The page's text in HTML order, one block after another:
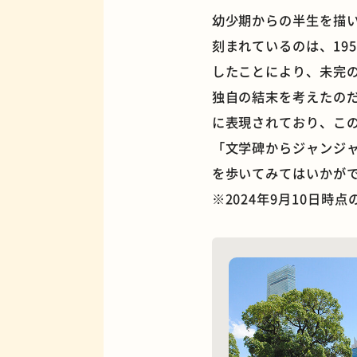
欧風カレー
幼少期からの半生を描
刻まれているのは、
したことにより、未完
独自の結末を考えたの
に表現されており、こ
「文学碑からジャン
を歩いてみてはいかが
※2024年9月10日時点